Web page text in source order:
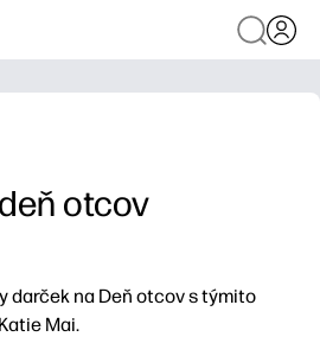
otcov
darček na Deň otcov s týmito
Mai.